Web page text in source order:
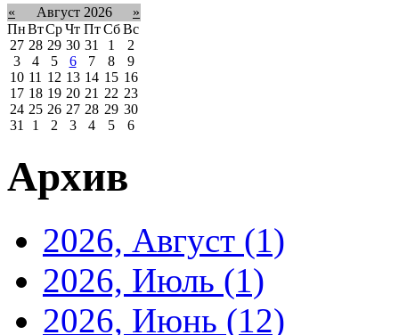
« Август 2026
»
ПнВтСрЧт Пт Сб Вс
27 28 29 30 31 1
2
3
4 5 6 7 8
9
10 11 12 13 14 15 16
17 18 19 20 21 22 23
24 25 26 27 28 29 30
31
1 2 3 4 5 6
Архив
2026, Август (1)
2026, Июль (1)
2026, Июнь (12)